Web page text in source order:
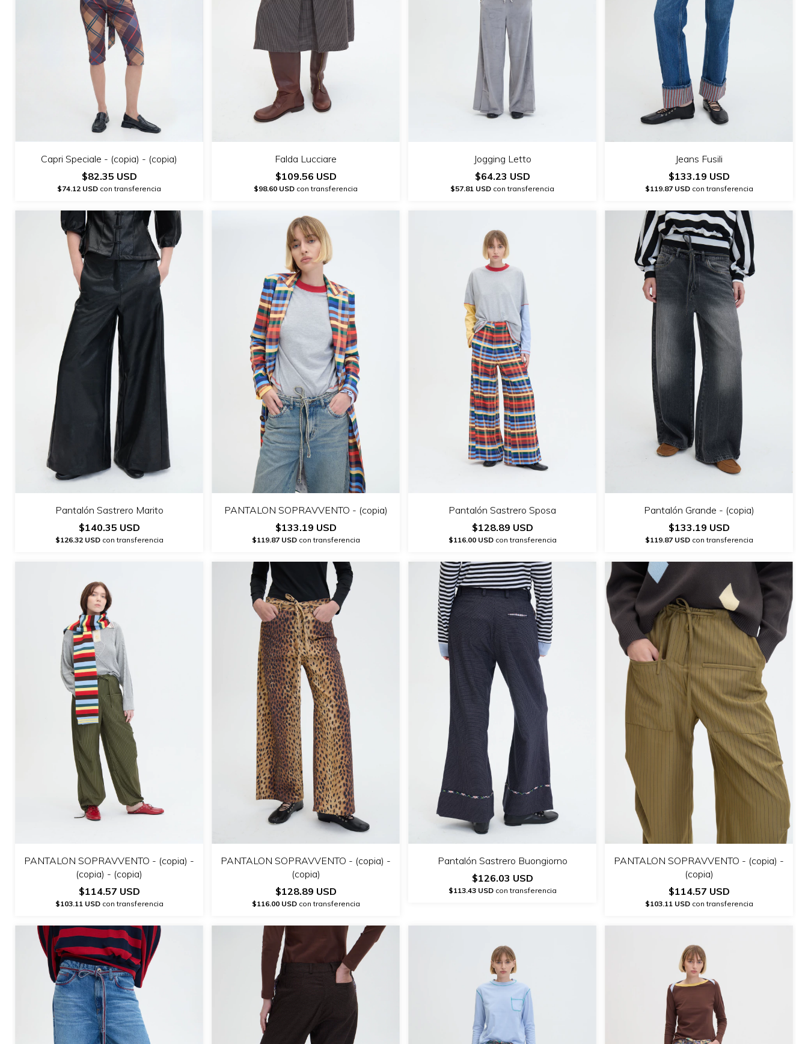
Capri Speciale - (copia) - (copia)
$82.35 USD
$74.12 USD con transferencia
Falda Lucciare
$109.56 USD
$98.60 USD con transferencia
Jogging Letto
$64.23 USD
$57.81 USD con transferencia
Jeans Fusili
$133.19 USD
$119.87 USDcon transferencia
Pantalón Sastrero Marito
$140.35 USD
$126.32 USDcon transferencia
PANTALON SOPRAVVENTO - (copia)
$133.19 USD
$119.87 USDcon transferencia
Pantalón Sastrero Sposa
$128.89 USD
$116.00 USDcon transferencia
Pantalón Grande - (copia)
$133.19 USD
$119.87 USDcon transferencia
PANTALON SOPRAVVENTO - (copia) -
(copia) - (copia)
$114.57 USD
$103.11 USDcon transferencia
PANTALON SOPRAVVENTO - (copia) -
(copia)
$128.89 USD
$116.00 USDcon transferencia
Pantalón Sastrero Buongiorno
$126.03 USD
$113.43 USDcon transferencia
PANTALON SOPRAVVENTO - (copia) -
(copia)
$114.57 USD
$103.11 USDcon transferencia